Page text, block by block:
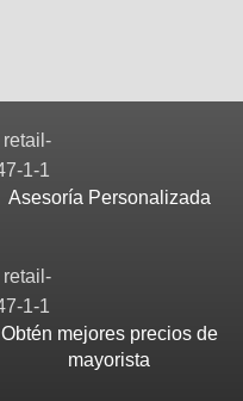
Asesoría Personalizada
Obtén mejores precios de
mayorista